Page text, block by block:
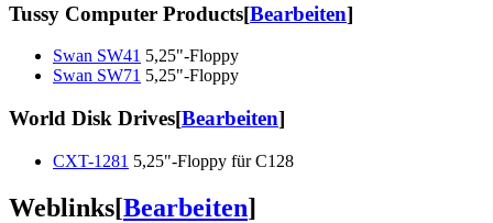
Tussy Computer Products[Bearbeiten]
Swan SW41 5,25"-Floppy
Swan SW71 5,25"-Floppy
World Disk Drives[Bearbeiten]
CXT-1281 5,25"-Floppy für C128
Weblinks[Bearbeiten]